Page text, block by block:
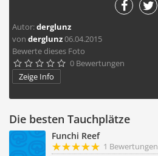
Autor:derglunz
von derglunz06.04.2015
Bewerte dieses Foto
     0 Bewertungen
Zeige Info
Die besten Tauchplätze
Funchi Reef
1 Bewertungen